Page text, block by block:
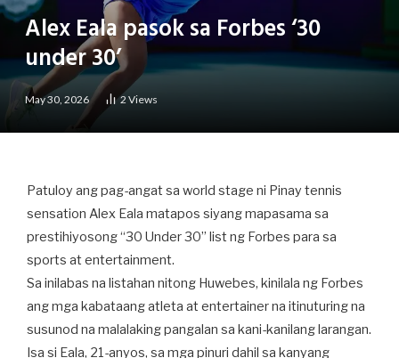
Alex Eala pasok sa Forbes ‘30
under 30’
May 30, 2026 2 Views
Patuloy ang pag-angat sa world stage ni Pinay tennis
sensation Alex Eala matapos siyang mapasama sa
prestihiyosong “30 Under 30” list ng Forbes para sa
sports at entertainment.
Sa inilabas na listahan nitong Huwebes, kinilala ng Forbes
ang mga kabataang atleta at entertainer na itinuturing na
susunod na malalaking pangalan sa kani-kanilang larangan.
Isa si Eala, 21-anyos, sa mga pinuri dahil sa kanyang